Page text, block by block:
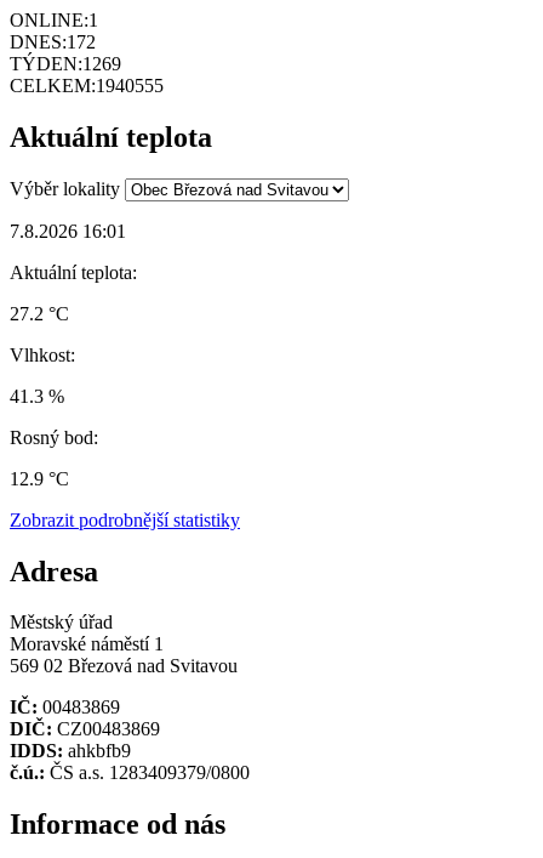
ONLINE:1
DNES:172
TÝDEN:1269
CELKEM:1940555
Aktuální teplota
Výběr lokality
7.8.2026 16:01
Aktuální teplota:
27.2 °C
Vlhkost:
41.3 %
Rosný bod:
12.9 °C
Zobrazit podrobnější statistiky
Adresa
Městský úřad
Moravské náměstí 1
569 02 Březová nad Svitavou
IČ: 00483869
DIČ: CZ00483869
IDDS: ahkbfb9
č.ú.: ČS a.s. 1283409379/0800
Informace od nás